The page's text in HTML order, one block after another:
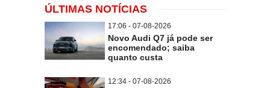
ÚLTIMAS NOTÍCIAS
17:06 - 07-08-2026
Novo Audi Q7 já pode ser
encomendado; saiba
quanto custa
12:34 - 07-08-2026